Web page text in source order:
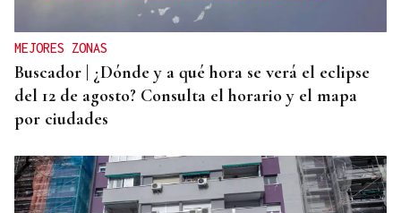
MEJORES ZONAS
Buscador | ¿Dónde y a qué hora se verá el eclipse
del 12 de agosto? Consulta el horario y el mapa
por ciudades